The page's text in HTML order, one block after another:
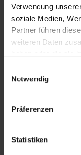
Verwendung
soziale Medien,
Partner führen
weiteren Daten
Notwendig
Präferenzen
Statistiken
Bilder
interessieren